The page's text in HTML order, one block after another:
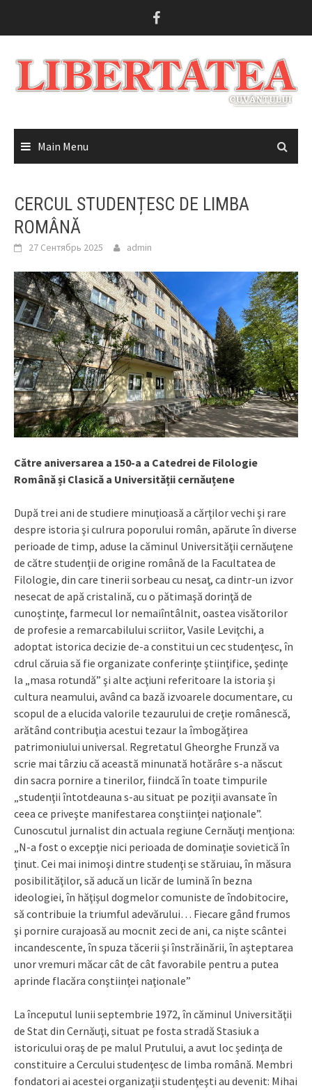
Main Menu
CERCUL STUDENȚESC DE LIMBA
ROMÂNĂ
27 Сентябрь 2025 admin
Către aniversarea a 150-a a Catedrei de Filologie
Română și Clasică a Universității cernăuțene
După trei ani de studiere minuţioasă a cărţilor vechi şi rare
despre istoria şi culrura poporului român, apărute în diverse
perioade de timp, aduse la căminul Universităţii cernăuţene
de către studenţii de origine română de la Facultatea de
Filologie, din care tinerii sorbeau cu nesaţ, ca dintr-un izvor
nesecat de apă cristalină, cu o pătimaşă dorinţă de
cunoştinţe, farmecul lor nemaiîntâlnit, oastea visătorilor
de profesie a remarcabilului scriitor, Vasile Leviţchi, a
adoptat istorica decizie de-a constitui un cec studenţesc, în
cdrul căruia să fie organizate conferinţe ştiinţifice, şedinţe
la „masa rotundă” şi alte acţiuni referitoare la istoria şi
cultura neamului, având ca bază izvoarele documentare, cu
scopul de a elucida valorile tezaurului de creţie românescă,
arătând contribuţia acestui tezaur la îmbogăţirea
patrimoniului universal. Regretatul Gheorghe Frunză va
scrie mai târziu că această minunată hotărâre s-a născut
din sacra pornire a tinerilor, fiindcă în toate timpurile
„studenţii întotdeauna s-au situat pe poziţii avansate în
ceea ce priveşte manifestarea conştiinţei naţionale”.
Cunoscutul jurnalist din actuala regiune Cernăuţi menţiona:
„N-a fost o excepţie nici perioada de dominaţie sovietică în
ţinut. Cei mai inimoşi dintre studenţi se stăruiau, în măsura
posibilităţilor, să aducă un licăr de lumină în bezna
ideologiei, în hăţişul dogmelor comuniste de îndobitocire,
să contribuie la triumful adevărului… Fiecare gând frumos
şi pornire curajoasă au mocnit zeci de ani, ca nişte scântei
incandescente, în spuza tăcerii şi înstrăinării, în aşteptarea
unor vremuri măcar cât de cât favorabile pentru a putea
aprinde flacăra conştiinţei naţionale”
La începutul lunii septembrie 1972, în căminul Universităţii
de Stat din Cernăuţi, situat pe fosta stradă Stasiuk a
istoricului oraş de pe malul Prutului, a avut loc şedinţa de
constituire a Cercului studenţesc de limba română. Membri
fondatori ai acestei organizaţii studenţeşti au devenit: Mihai